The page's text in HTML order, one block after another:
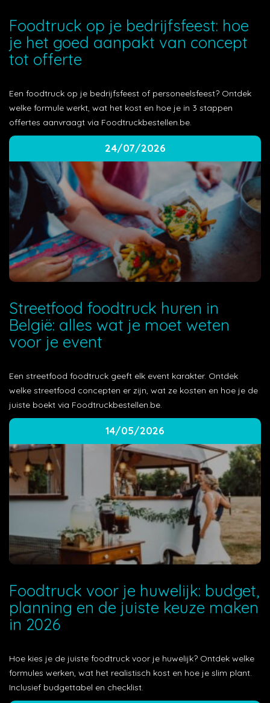
Foodtruck op je bedrijfsfeest: hoe
je het goed aanpakt van concept
tot offerte
Een foodtruck op je bedrijfsfeest of personeelsfeest? Ontdek
welke formule werkt, wat het kost en hoe je in 3 stappen
offertes aanvraagt via Foodtruckbestellen.be.
24/07/2026
Streetfood foodtruck huren in
België: alles wat je moet weten
voor je event
Een streetfood foodtruck geeft elk event karakter. Ontdek
welke streetfood concepten er zijn, wat ze kosten en hoe je de
juiste boekt via Foodtruckbestellen.be.
14/05/2026
Foodtruck voor je huwelijk: budget,
planning en de juiste keuze maken
in 2026
Hoe kies je de juiste foodtruck voor je huwelijk? Ontdek welke
formules werken, wat het realistisch kost en hoe je slim plant.
Inclusief budgettabel en checklist.